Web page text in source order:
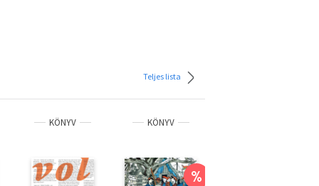
Teljes lista
KÖNYV KÖNYV
%